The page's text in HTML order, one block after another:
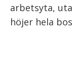
arbetsyta,
höjer hela